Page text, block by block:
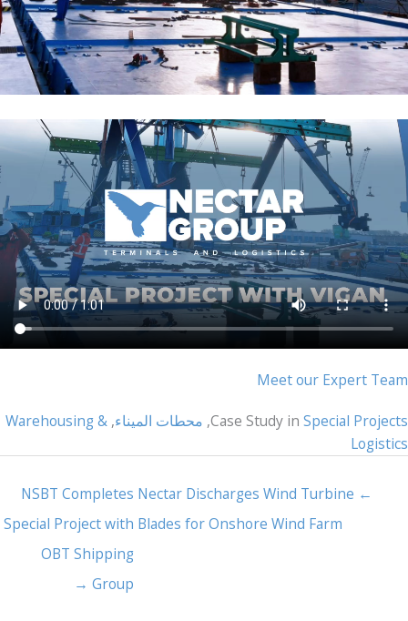
Meet our Expert Team
Case Study in Special Projects
, محطات الميناء,
Warehousing &
Logistics
← Nectar Discharges Wind Turbine
Blades for Onshore Wind Farm
NSBT Completes
Special Project with
OBT Shipping
Group →